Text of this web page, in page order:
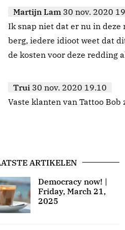
Martijn Lam 30 nov. 2020
Ik snap niet dat er nu in deze
berg, iedere idioot weet dat
de kosten voor deze redding
Trui 30 nov. 2020 19.10
Vaste klanten van Tattoo Bob
ARTIKELEN
Democracy now! |
Friday, March 21,
2025